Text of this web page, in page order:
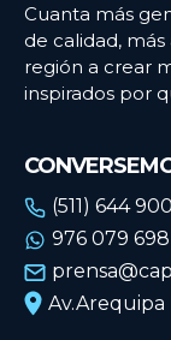
Cuanta más
de calidad,
región a crear
inspirados por
(511) 644
976 079 698
Av.Arequipa